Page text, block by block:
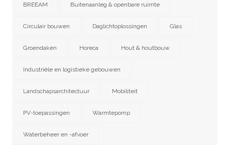
BREEAM Buitenaanleg & openbare ruimte
Circulair bouwen Daglichtoplossingen Glas
Groendaken Horeca Hout & houtbouw
Industriële en logistieke gebouwen
Landschapsarchitectuur Mobiliteit
PV-toepassingen Warmtepomp
Waterbeheer en -afvoer